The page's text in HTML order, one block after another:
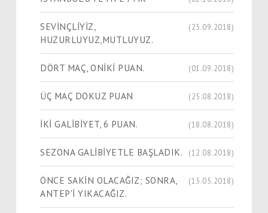
SEVİNÇLİYİZ,
HUZURLUYUZ,MUTLUYUZ.
(23.09.2018)
DÖRT MAÇ, ONİKİ PUAN. (01.09.2018)
ÜÇ MAÇ DOKUZ PUAN (25.08.2018)
İKİ GALİBİYET, 6 PUAN. (18.08.2018)
SEZONA GALİBİYETLE BAŞLADIK. (12.08.2018)
ÖNCE SAKİN OLACAĞIZ; SONRA,
ANTEP'İ YIKACAĞIZ.
(13.05.2018)